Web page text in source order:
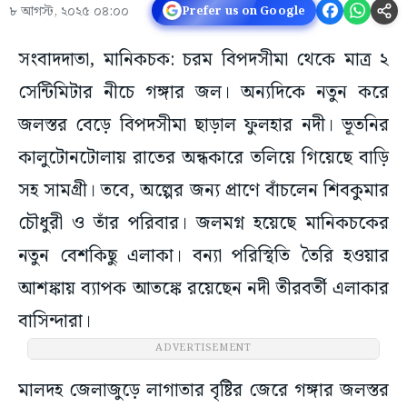
৮ আগস্ট, ২০২৫ ০৪:০০ Prefer us on Google
সংবাদদাতা, মানিকচক: চরম বিপদসীমা থেকে মাত্র ২
সেন্টিমিটার নীচে গঙ্গার জল। অন্যদিকে নতুন করে
জলস্তর বেড়ে বিপদসীমা ছাড়াল ফুলহার নদী। ভূতনির
কালুটোনটোলায় রাতের অন্ধকারে তলিয়ে গিয়েছে বাড়ি
সহ সামগ্রী। তবে, অল্পের জন্য প্রাণে বাঁচলেন শিবকুমার
চৌধুরী ও তাঁর পরিবার। জলমগ্ন হয়েছে মানিকচকের
নতুন বেশকিছু এলাকা। বন্যা পরিস্থিতি তৈরি হওয়ার
আশঙ্কায় ব্যাপক আতঙ্কে রয়েছেন নদী তীরবর্তী এলাকার
বাসিন্দারা।
ADVERTISEMENT
মালদহ জেলাজুড়ে লাগাতার বৃষ্টির জেরে গঙ্গার জলস্তর